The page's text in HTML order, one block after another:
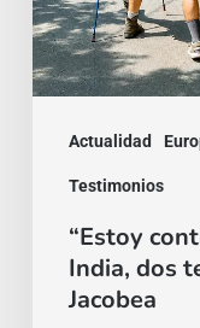
Actualidad
Testimonios
a
la
India,
Ruta
Jacobea
“Estoy
India, dos
Jacobea